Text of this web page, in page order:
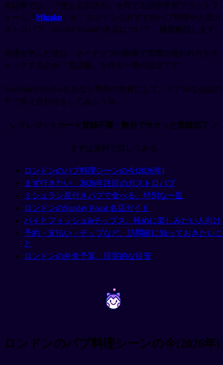
本記事では、「使える言語力」を育てる語学学習プラットフ
ォーム「 Migaku 」が、ロンドンのおすすめパブ料理や人気ガ
ストロパブ、Sunday Roastの名店について、徹底解説します。
基礎を学んだ後は、ネイティブの動画で実際の使われ方をチ
ェックするのが「英語脳」を作る一番の近道です。
YouTubeやNetflixをあなた専用の教材にして、リアルな会話の
中で答え合わせをしてみよう🚀
＼ クレジットカード登録不要・数分でサクッと登録完了 ／
まずは無料で試してみる
ロンドンのパブ料理シーンの今(2026年)
まず行きたい、2026年注目のガストロパブ
ミシュラン星付きパブで食べる、特別な一皿
ロンドンのSunday Roast 名店ガイド
パイとフィッシュ&チップス、軽めに楽しみたい人向け
予約・支払い・チップなど、訪問前に知っておきたいこ
と
ロンドンの外食予算、現実的な目安
~ ~
ロンドンのパブ料理シーンの今(2026年)